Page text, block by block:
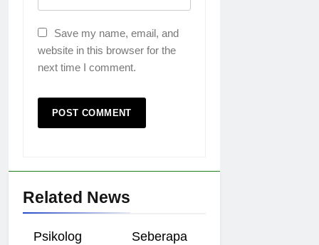
Save my name, email, and
website in this browser for the
next time I comment.
Related News
Psikolog
Seberapa